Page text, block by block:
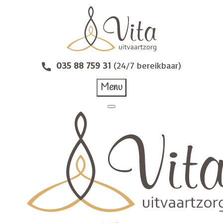
035 88 759 31 (24/7 bereikbaar)
Menu